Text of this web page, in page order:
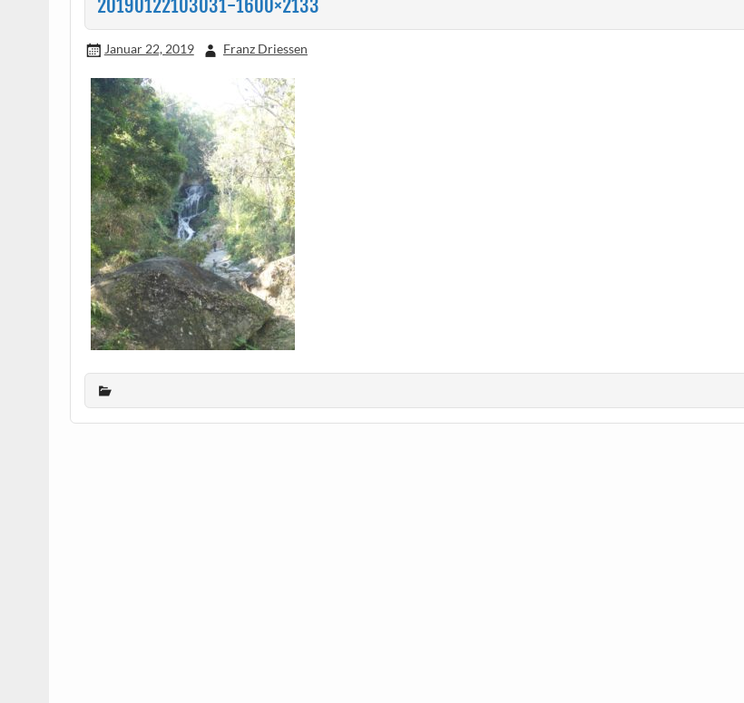
20190122103031-1600×2133
Januar 22, 2019 Franz Driessen